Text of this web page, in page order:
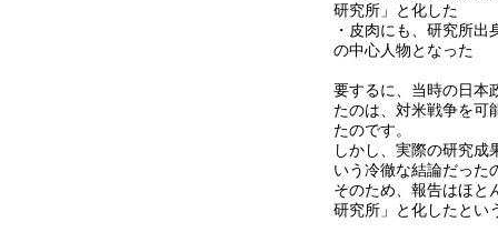
研究所」と化した
・皮肉にも、研究所
の中心人物となった
要するに、当時の日本
たのは、対米戦争を可
たのです。
しかし、実際の研究成
いう冷徹な結論だった
そのため、報告はほと
研究所」と化したとい